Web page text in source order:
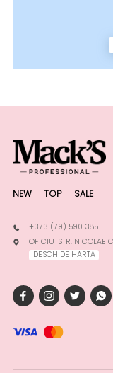
NEW TOP SALE
+373 (79) 590 385
OFICIU-STR. NICOLAE
DESCHIDE HARTA